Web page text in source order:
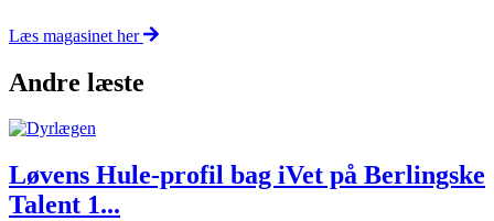
Læs magasinet her
Andre læste
Løvens Hule-profil bag iVet på Berlingske
Talent 1...